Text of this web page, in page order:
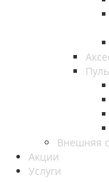
Внешняя
Акции
Услуги